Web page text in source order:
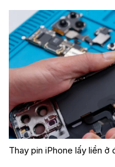
Thay pin iPhone lấy liền ở